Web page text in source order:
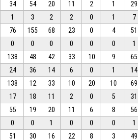
34 54 20 11 2 1 29
1 3 2 2 0 1 7
76 155 68 23 0 4 51
0 0 0 0 0 0 1
138 48 42 33 10 9 65
24 36 14 6 0 1 14
138 12 33 10 20 10 69
17 18 11 2 0 5 31
55 19 20 11 6 8 56
0 0 1 0 0 0 1
51 30 16 22 8 3 49